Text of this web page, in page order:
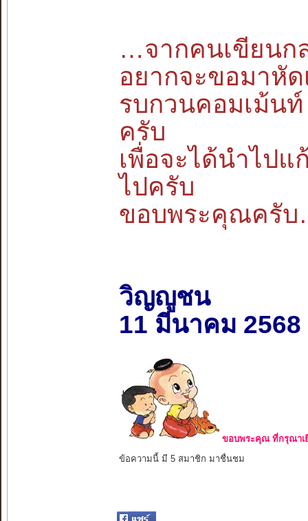
…จากคนเขียนก
อยากจะขอมาหั
รบกวนคอมเม้น
ครับ
เพื่อจะได้นำไป
ไปครับ
ขอบพระคุณครั
วิญญูชน
11 มีนาคม 2568
ขอบพระคุณ ที่กรุณาเ
ข้อความนี้ มี 5 สมาชิก มาชื่นชม